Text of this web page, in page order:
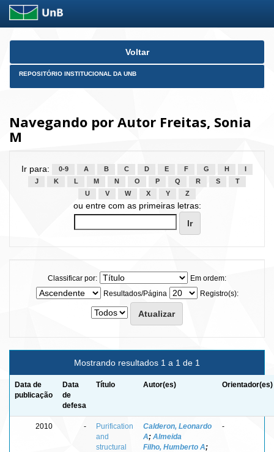
Skip
Voltar
REPOSITÓRIO INSTITUCIONAL DA UNB
Navegando por Autor Freitas, Sonia
M
Ir para: 0-9 A B C D E F G H
J
K L M N O P Q R S
T
U
V W X Y Z
ou entre com as primeiras letras:
Classificar por:
Em ordem:
Resultados/Página
Registro(s):
Mostrando resultados 1 a 1 de 1
Data de
publicação
Data
de
defesa
Título Autor(es) Orientador(es)
2010 -
Purification
and
structural
Calderon, Leonardo
A; Almeida
Filho, Humberto A;
-